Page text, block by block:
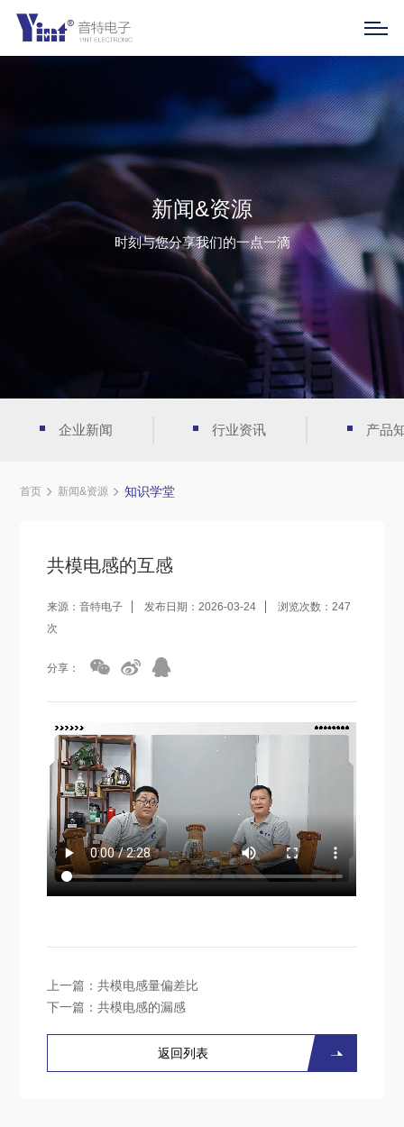
新闻&资源
时刻与您分享我们的一点一滴
企业新闻 行业资讯 产品
首页 新闻&资源 知识学堂
共模电感的互感
来源：音特电子 发布日期：2026-03-24
浏览次数：247
次
分享：
上一篇：共模电感量偏差比
下一篇：共模电感的漏感
返回列表